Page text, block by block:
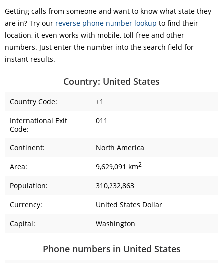
Getting calls from someone and want to know what state they
are in? Try our reverse phone number lookup to find their
location, it even works with mobile, toll free and other
numbers. Just enter the number into the search field for
instant results.
Country: United States
Country Code:
+1
International Exit
Code:
011
Continent:
North America
Area:
9,629,091 km2
Population:
310,232,863
Currency:
United States Dollar
Capital:
Washington
Phone numbers in United States